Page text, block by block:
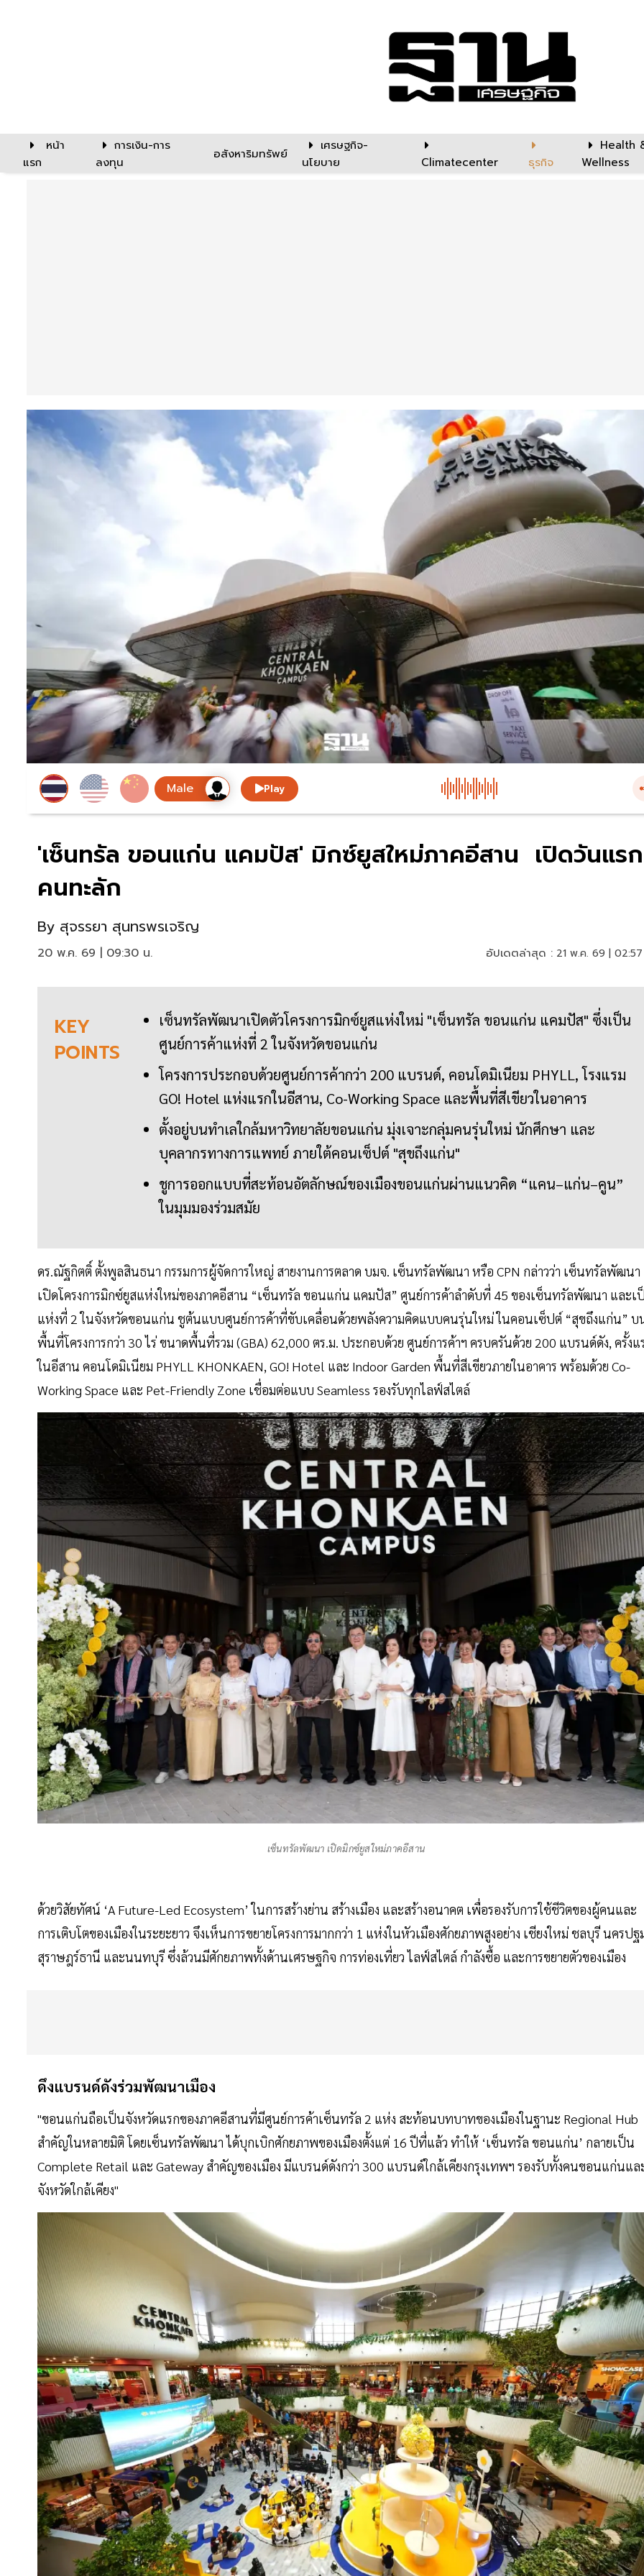
หน้า
แรก
การเงิน-การ
ลงทุน
อสังหาริมทรัพย์
เศรษฐกิจ-
นโยบาย
Climatecenter ธุรกิจ
Health
Wellness
Play
'เซ็นทรัล ขอนแก่น แคมปัส' มิกซ์ยูสใหม่ภาคอีสาน เปิดวันแรก
คนทะลัก
By สุจรรยา สุนทรพรเจริญ
20 พ.ค. 69 | 09:30 น. อัปเดตล่าสุด : 21 พ.ค. 69 |
KEY
POINTS
เซ็นทรัลพัฒนาเปิดตัวโครงการมิกซ์ยูสแห่งใหม่ "เซ็นทรัล ขอนแก่น แคมปัส" ซึ่งเป็น
ศูนย์การค้าแห่งที่ 2 ในจังหวัดขอนแก่น
โครงการประกอบด้วยศูนย์การค้ากว่า 200 แบรนด์, คอนโดมิเนียม PHYLL, โรงแรม
GO! Hotel แห่งแรกในอีสาน, Co-Working Space และพื้นที่สีเขียวในอาคาร
ตั้งอยู่บนทำเลใกล้มหาวิทยาลัยขอนแก่น มุ่งเจาะกลุ่มคนรุ่นใหม่ นักศึกษา และ
บุคลากรทางการแพทย์ ภายใต้คอนเซ็ปต์ "สุขถึงแก่น"
ชูการออกแบบที่สะท้อนอัตลักษณ์ของเมืองขอนแก่นผ่านแนวคิด “แคน–แก่น–คูน”
ในมุมมองร่วมสมัย
ดร.ณัฐกิตติ์ ตั้งพูลสินธนา กรรมการผู้จัดการใหญ่ สายงานการตลาด บมจ. เซ็นทรัลพัฒนา หรือ CPN กล่าวว่า เซ็นทรัลพัฒนา
เปิดโครงการมิกซ์ยูสแห่งใหม่ของภาคอีสาน “เซ็นทรัล ขอนแก่น แคมปัส” ศูนย์การค้าลำดับที่ 45 ของเซ็นทรัลพัฒนา และเ
แห่งที่ 2 ในจังหวัดขอนแก่น ชูต้นแบบศูนย์การค้าที่ขับเคลื่อนด้วยพลังความคิดแบบคนรุ่นใหม่ ในคอนเซ็ปต์ “สุขถึงแก่น” บ
พื้นที่โครงการกว่า 30 ไร่ ขนาดพื้นที่รวม (GBA) 62,000 ตร.ม. ประกอบด้วย ศูนย์การค้าฯ ครบครันด้วย 200 แบรนด์ดัง, ครั้งแ
ในอีสาน คอนโดมิเนียม PHYLL KHONKAEN, GO! Hotel และ Indoor Garden พื้นที่สีเขียวภายในอาคาร พร้อมด้วย Co-
Working Space และ Pet-Friendly Zone เชื่อมต่อแบบ Seamless รองรับทุกไลฟ์สไตล์
เซ็นทรัลพัฒนา เปิดมิกซ์ยูสใหม่ภาคอีสาน
ด้วยวิสัยทัศน์ ‘A Future-Led Ecosystem’ ในการสร้างย่าน สร้างเมือง และสร้างอนาคต เพื่อรองรับการใช้ชีวิตของผู้คนและ
การเติบโตของเมืองในระยะยาว จึงเห็นการขยายโครงการมากกว่า 1 แห่งในหัวเมืองศักยภาพสูงอย่าง เชียงใหม่ ชลบุรี นครปฐ
สุราษฎร์ธานี และนนทบุรี ซึ่งล้วนมีศักยภาพทั้งด้านเศรษฐกิจ การท่องเที่ยว ไลฟ์สไตล์ กำลังซื้อ และการขยายตัวของเมือง
ดึงแบรนด์ดังร่วมพัฒนาเมือง
"ขอนแก่นถือเป็นจังหวัดแรกของภาคอีสานที่มีศูนย์การค้าเซ็นทรัล 2 แห่ง สะท้อนบทบาทของเมืองในฐานะ Regional Hub
สำคัญในหลายมิติ โดยเซ็นทรัลพัฒนา ได้บุกเบิกศักยภาพของเมืองตั้งแต่ 16 ปีที่แล้ว ทำให้ ‘เซ็นทรัล ขอนแก่น’ กลายเป็น
Complete Retail และ Gateway สำคัญของเมือง มีแบรนด์ดังกว่า 300 แบรนด์ใกล้เคียงกรุงเทพฯ รองรับทั้งคนขอนแก่นแล
จังหวัดใกล้เคียง"